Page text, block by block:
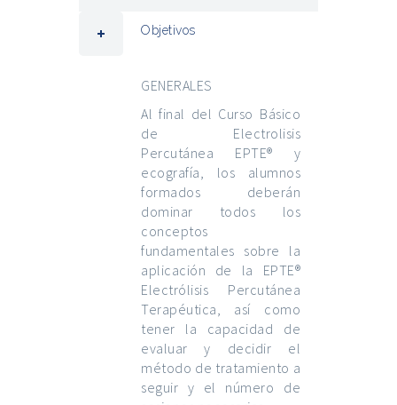
Objetivos
GENERALES
Al final del Curso Básico
de Electrolisis
Percutánea EPTE® y
ecografía, los alumnos
formados deberán
dominar todos los
conceptos
fundamentales sobre la
aplicación de la EPTE®
Electrólisis Percutánea
Terapéutica, así como
tener la capacidad de
evaluar y decidir el
método de tratamiento a
seguir y el número de